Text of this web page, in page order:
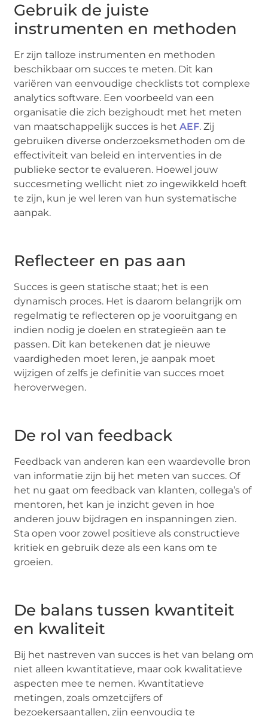
Gebruik de juiste
instrumenten en methoden
Er zijn talloze instrumenten en methoden
beschikbaar om succes te meten. Dit kan
variëren van eenvoudige checklists tot complexe
analytics software. Een voorbeeld van een
organisatie die zich bezighoudt met het meten
van maatschappelijk succes is hetAEF. Zij
gebruiken diverse onderzoeksmethoden om de
effectiviteit van beleid en interventies in de
publieke sector te evalueren. Hoewel jouw
succesmeting wellicht niet zo ingewikkeld hoeft
te zijn, kun je wel leren van hun systematische
aanpak.
Reflecteer en pas aan
Succes is geen statische staat; het is een
dynamisch proces. Het is daarom belangrijk om
regelmatig te reflecteren op je vooruitgang en
indien nodig je doelen en strategieën aan te
passen. Dit kan betekenen dat je nieuwe
vaardigheden moet leren, je aanpak moet
wijzigen of zelfs je definitie van succes moet
heroverwegen.
De rol van feedback
Feedback van anderen kan een waardevolle bron
van informatie zijn bij het meten van succes. Of
het nu gaat om feedback van klanten, collega’s of
mentoren, het kan je inzicht geven in hoe
anderen jouw bijdragen en inspanningen zien.
Sta open voor zowel positieve als constructieve
kritiek en gebruik deze als een kans om te
groeien.
De balans tussen kwantiteit
en kwaliteit
Bij het nastreven van succes is het van belang om
niet alleen kwantitatieve, maar ook kwalitatieve
aspecten mee te nemen. Kwantitatieve
metingen, zoals omzetcijfers of
bezoekersaantallen, zijn eenvoudig te